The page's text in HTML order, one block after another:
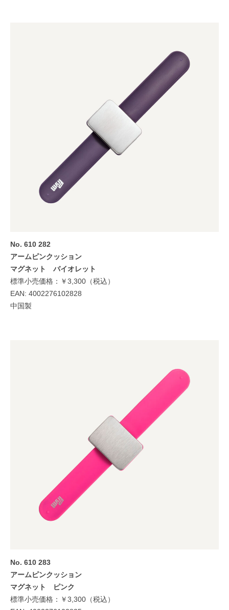
No. 610 282
アームピンクッション
マグネット バイオレット
標準小売価格：￥3,300（税込）
EAN: 4002276102828
中国製
No. 610 283
アームピンクッション
マグネット ピンク
標準小売価格：￥3,300（税込）